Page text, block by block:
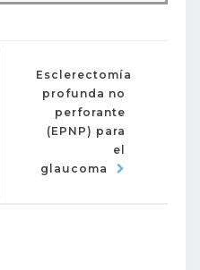
Esclerectomía
profunda no
perforante
(EPNP) para
el
glaucoma